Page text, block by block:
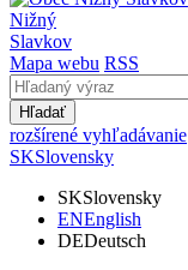
Nižný
Slavkov
Mapa webu RSS
Hľadať
rozšírené vyhľadávanie
SKSlovensky
SKSlovensky
ENEnglish
DEDeutsch